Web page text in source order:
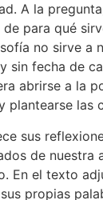
A la
de para qué
no sirve a
sin fecha de
abrirse a la
plantearse las
sus
de nuestra
En el texto
propias